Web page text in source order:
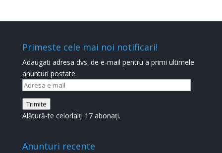
Primeste cele mai noi notificari!
Adaugati adresa dvs. de e-mail pentru a primi ultimele
anunturi postate.
Adresa
e-
mail
Trimite
Alătură-te celorlalți 17 abonați.
Anunturi recente